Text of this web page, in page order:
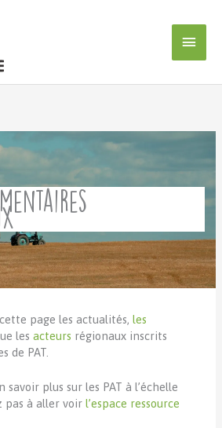
page les actualités,les
lesacteurs régionaux inscrits
de PAT.
savoir plus sur les PAT à l’échelle
pas à aller voirl’espace ressource